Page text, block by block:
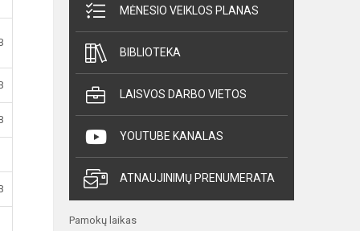
MĖNESIO VEIKLOS PLANAS
BIBLIOTEKA
LAISVOS DARBO VIETOS
YOUTUBE KANALAS
ATNAUJINIMŲ PRENUMERATA
Pamokų laikas